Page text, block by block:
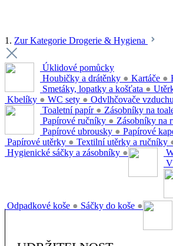
1. Zur Kategorie Drogerie & Hygiena
Úklidové pomůcky
Houbičky a drátěnky ● Kartáče ●
Smetáky, lopatky a košťata ●
Kbelíky ● WC sety ● Odvlhčovače vzduchu
Toaletní papír ● Zásobníky na
Papírové ručníky ● Zásobníky na
Papírové ubrousky ● Papírové
Papírové utěrky ● Textilní utěrky a ručníky
Hygienické sáčky a zásobníky ●
Odpadkové koše ● Sáčky do koše ●